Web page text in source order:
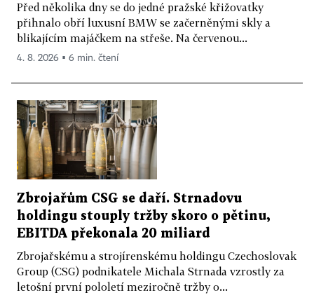
Před několika dny se do jedné pražské křižovatky
přihnalo obří luxusní BMW se začerněnými skly a
blikajícím majáčkem na střeše. Na červenou...
4. 8. 2026 ▪ 6 min. čtení
Zbrojařům CSG se daří. Strnadovu
holdingu stouply tržby skoro o pětinu,
EBITDA překonala 20 miliard
Zbrojařskému a strojírenskému holdingu Czechoslovak
Group (CSG) podnikatele Michala Strnada vzrostly za
letošní první pololetí meziročně tržby o...